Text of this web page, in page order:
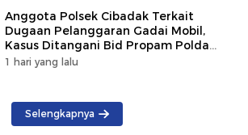
Anggota Polsek Cibadak Terkait
Dugaan Pelanggaran Gadai Mobil,
Kasus Ditangani Bid Propam Polda
Banten
1 hari yang lalu
Selengkapnya